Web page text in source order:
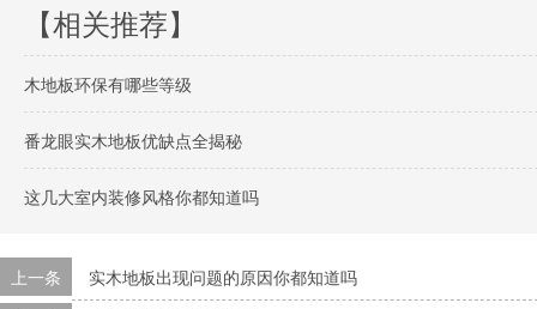
【相关推荐】
木地板环保有哪些等级
番龙眼实木地板优缺点全揭秘
这几大室内装修风格你都知道吗
上一条
实木地板出现问题的原因你都知道吗